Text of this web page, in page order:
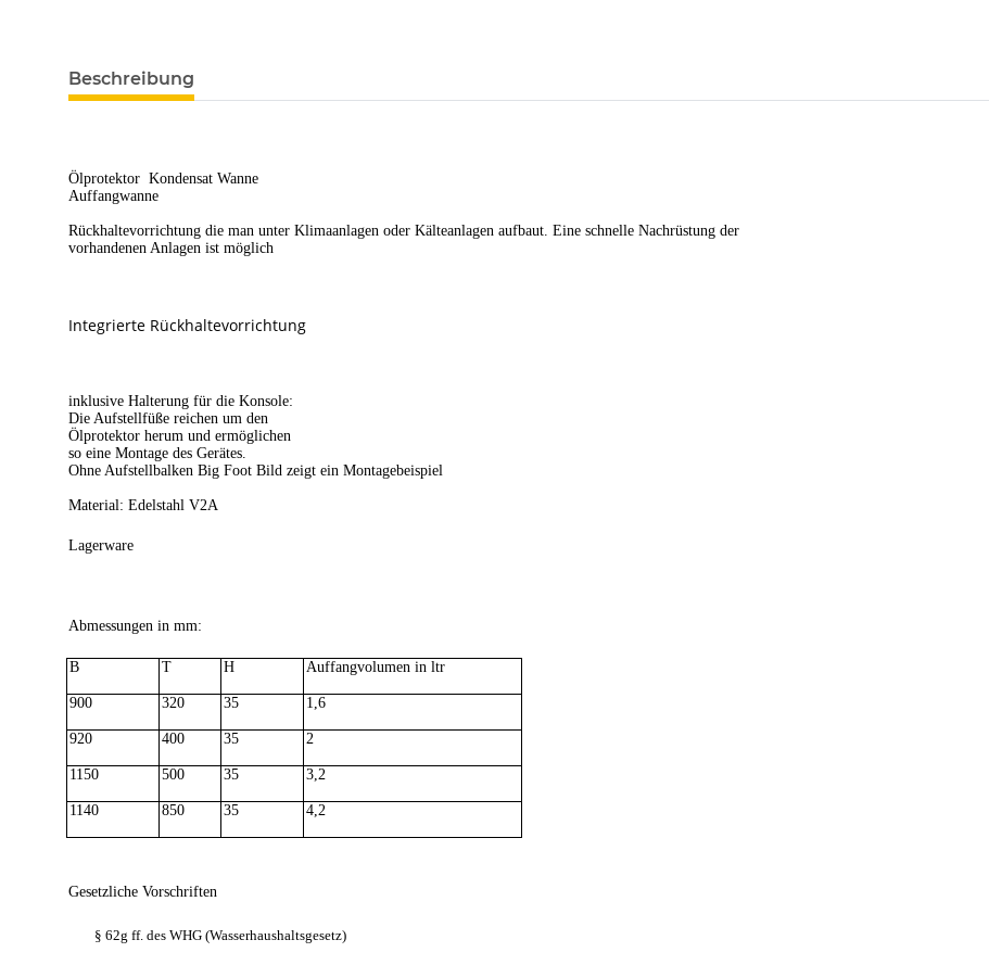
Beschreibung
Ölprotektor Kondensat Wanne
Auffangwanne
Rückhaltevorrichtung die man unter Klimaanlagen oder Kälteanlagen aufbaut. Eine schnelle Nachrüstung der
vorhandenen Anlagen ist möglich
Integrierte Rückhaltevorrichtung
inklusive Halterung für die Konsole:
Die Aufstellfüße reichen um den
Ölprotektor herum und ermöglichen
so eine Montage des Gerätes.
Ohne Aufstellbalken Big Foot Bild zeigt ein Montagebeispiel
Material: Edelstahl V2A
Lagerware
Abmessungen in mm:
B T H Auffangvolumen in ltr
900 320 35 1,6
920 400 35 2
1150 500 35 3,2
1140 850 35 4,2
Gesetzliche Vorschriften
§ 62g ff. des WHG (Wasserhaushaltsgesetz)